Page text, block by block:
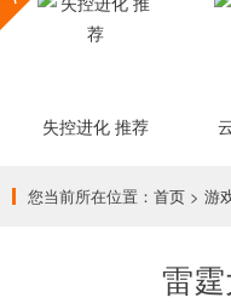
失控进化 推荐
您当前所在位置： 首页 > 游
雷